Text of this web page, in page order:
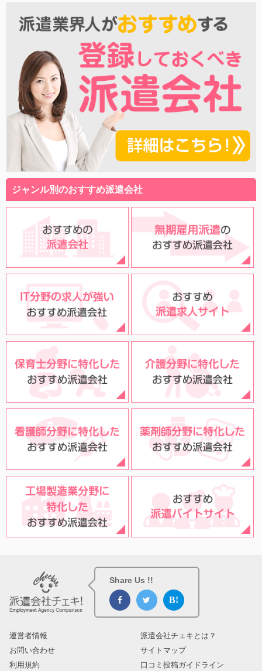
ジャンル別のおすすめ派遣会社
Share Us !!
運営者情報
派遣会社チェキとは？
お問い合わせ
サイトマップ
利用規約
口コミ投稿ガイドライン